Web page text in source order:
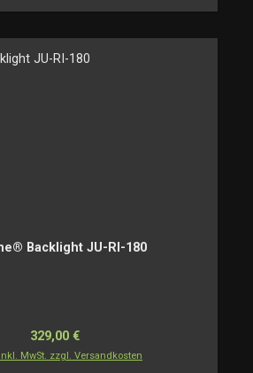
Backlight JU-RI-180
Regulärer Preis:
329,00 €
MwSt. zzgl. Versandkosten